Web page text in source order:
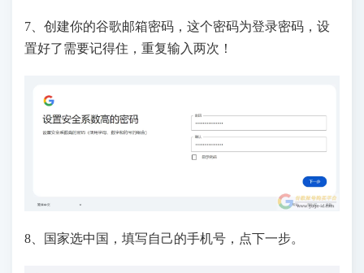
7、创建你的谷歌邮箱密码，这个密码为登录密码，设
置好了需要记得住，重复输入两次！
8、国家选中国，填写自己的手机号，点下一步。